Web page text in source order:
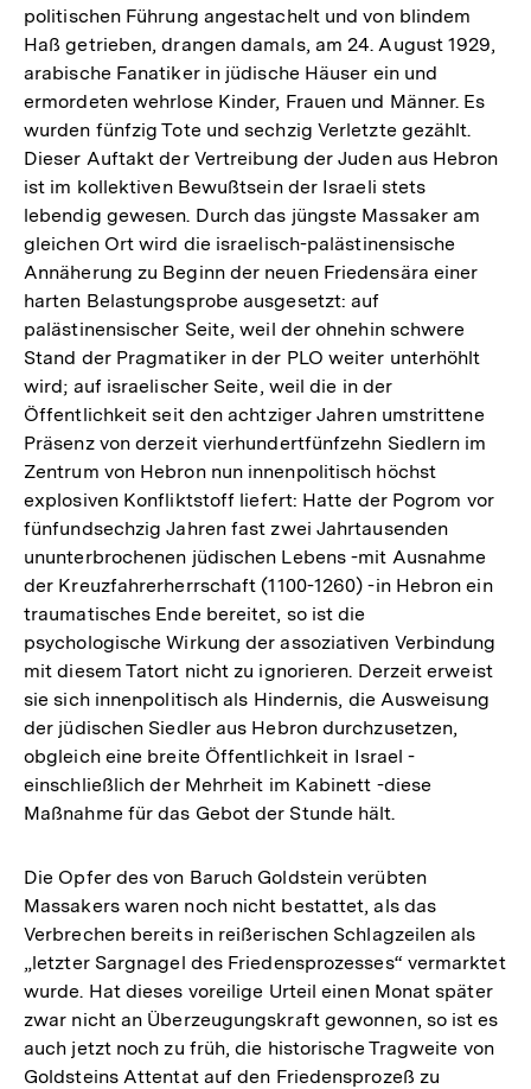
politischen Führung angestachelt und von blindem
Haß getrieben, drangen damals, am 24. August 1929,
arabische Fanatiker in jüdische Häuser ein und
ermordeten wehrlose Kinder, Frauen und Männer. Es
wurden fünfzig Tote und sechzig Verletzte gezählt.
Dieser Auftakt der Vertreibung der Juden aus Hebron
ist im kollektiven Bewußtsein der Israeli stets
lebendig gewesen. Durch das jüngste Massaker am
gleichen Ort wird die israelisch-palästinensische
Annäherung zu Beginn der neuen Friedensära einer
harten Belastungsprobe ausgesetzt: auf
palästinensischer Seite, weil der ohnehin schwere
Stand der Pragmatiker in der PLO weiter unterhöhlt
wird; auf israelischer Seite, weil die in der
Öffentlichkeit seit den achtziger Jahren umstrittene
Präsenz von derzeit vierhundertfünfzehn Siedlern im
Zentrum von Hebron nun innenpolitisch höchst
explosiven Konfliktstoff liefert: Hatte der Pogrom vor
fünfundsechzig Jahren fast zwei Jahrtausenden
ununterbrochenen jüdischen Lebens -mit Ausnahme
der Kreuzfahrerherrschaft (1100-1260) -in Hebron ein
traumatisches Ende bereitet, so ist die
psychologische Wirkung der assoziativen Verbindung
mit diesem Tatort nicht zu ignorieren. Derzeit erweist
sie sich innenpolitisch als Hindernis, die Ausweisung
der jüdischen Siedler aus Hebron durchzusetzen,
obgleich eine breite Öffentlichkeit in Israel -
einschließlich der Mehrheit im Kabinett -diese
Maßnahme für das Gebot der Stunde hält.
Die Opfer des von Baruch Goldstein verübten
Massakers waren noch nicht bestattet, als das
Verbrechen bereits in reißerischen Schlagzeilen als
„letzter Sargnagel des Friedensprozesses“ vermarktet
wurde. Hat dieses voreilige Urteil einen Monat später
zwar nicht an Überzeugungskraft gewonnen, so ist es
auch jetzt noch zu früh, die historische Tragweite von
Goldsteins Attentat auf den Friedensprozeß zu